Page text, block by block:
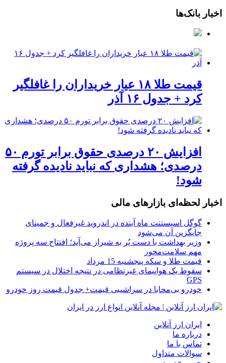
اخبار بانک‌ها
قیمت طلا ۱۸ عیار خریداران را غافلگیر
کرد + جدول ۱۶ آذر
افزایش ۲۰ درصدی حقوق برابر تورم ۵۰
درصدی؛ هشداری که نباید نادیده گرفته
شود!
اخبار لحظه‌ای بازارهای مالی
گوگل اسیستنت ماه آینده در اندروید غیرفعال و جمینای
جایگزین آن می‌شود
وزیر بهداشت با دست پُر به شیراز می‌آید؛ افتتاح سه پروژه
مهم سلامت‌محور
قیمت طلا و سکه پنجشنبه 15 مرداد
سقوط یک هواپیمای غیرنظامی در نتیجه اختلال در سیستم‌
GPS
خودرو بی‌محابا در سراشیبی قیمت+ جدول قیمت روز خودرو
ایران ارز آنلاین
درباره ما
تماس با ما
سوالات متداول